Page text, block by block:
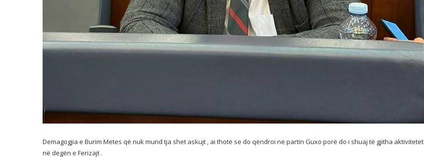
Demagogjia e Burim Metes që nuk mund tja shet askujt , ai thotë se do qëndroi në partin Guxo porë do i shuaj të gjitha aktivitetet
në degën e Ferizajt .